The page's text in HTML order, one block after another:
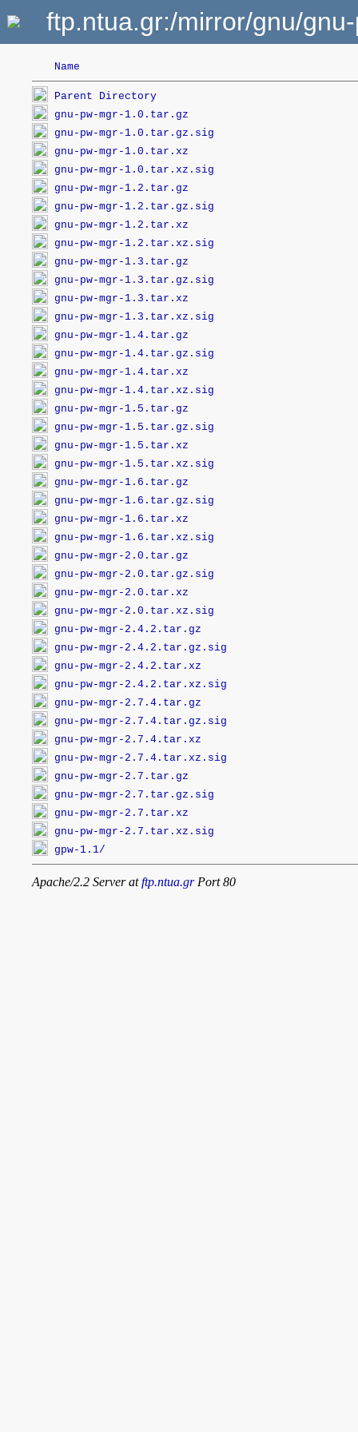
ftp.ntua.gr:/mirror/gnu/
Name
Parent Directory
gnu-pw-mgr-1.0.tar.gz
gnu-pw-mgr-1.0.tar.gz.sig
gnu-pw-mgr-1.0.tar.xz
gnu-pw-mgr-1.0.tar.xz.sig
gnu-pw-mgr-1.2.tar.gz
gnu-pw-mgr-1.2.tar.gz.sig
gnu-pw-mgr-1.2.tar.xz
gnu-pw-mgr-1.2.tar.xz.sig
gnu-pw-mgr-1.3.tar.gz
gnu-pw-mgr-1.3.tar.gz.sig
gnu-pw-mgr-1.3.tar.xz
gnu-pw-mgr-1.3.tar.xz.sig
gnu-pw-mgr-1.4.tar.gz
gnu-pw-mgr-1.4.tar.gz.sig
gnu-pw-mgr-1.4.tar.xz
gnu-pw-mgr-1.4.tar.xz.sig
gnu-pw-mgr-1.5.tar.gz
gnu-pw-mgr-1.5.tar.gz.sig
gnu-pw-mgr-1.5.tar.xz
gnu-pw-mgr-1.5.tar.xz.sig
gnu-pw-mgr-1.6.tar.gz
gnu-pw-mgr-1.6.tar.gz.sig
gnu-pw-mgr-1.6.tar.xz
gnu-pw-mgr-1.6.tar.xz.sig
gnu-pw-mgr-2.0.tar.gz
gnu-pw-mgr-2.0.tar.gz.sig
gnu-pw-mgr-2.0.tar.xz
gnu-pw-mgr-2.0.tar.xz.sig
gnu-pw-mgr-2.4.2.tar.gz
gnu-pw-mgr-2.4.2.tar.gz.sig
gnu-pw-mgr-2.4.2.tar.xz
gnu-pw-mgr-2.4.2.tar.xz.sig
gnu-pw-mgr-2.7.4.tar.gz
gnu-pw-mgr-2.7.4.tar.gz.sig
gnu-pw-mgr-2.7.4.tar.xz
gnu-pw-mgr-2.7.4.tar.xz.sig
gnu-pw-mgr-2.7.tar.gz
gnu-pw-mgr-2.7.tar.gz.sig
gnu-pw-mgr-2.7.tar.xz
gnu-pw-mgr-2.7.tar.xz.sig
gpw-1.1/
Apache/2.2 Server atftp.ntua.grPort 80